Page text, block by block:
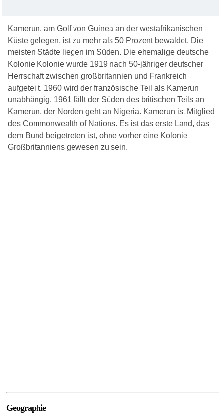
Kamerun, am Golf von Guinea an der westafrikanischen
Küste gelegen, ist zu mehr als 50 Prozent bewaldet. Die
meisten Städte liegen im Süden. Die ehemalige deutsche
Kolonie Kolonie wurde 1919 nach 50-jähriger deutscher
Herrschaft zwischen großbritannien und Frankreich
aufgeteilt. 1960 wird der französische Teil als Kamerun
unabhängig, 1961 fällt der Süden des britischen Teils an
Kamerun, der Norden geht an Nigeria. Kamerun ist Mitglied
des Commonwealth of Nations. Es ist das erste Land, das
dem Bund beigetreten ist, ohne vorher eine Kolonie
Großbritanniens gewesen zu sein.
Geographie